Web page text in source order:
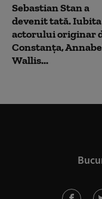
Sebastian Stan a
devenit tată. Iubita
actorului originar
Constanța,
Wallis...